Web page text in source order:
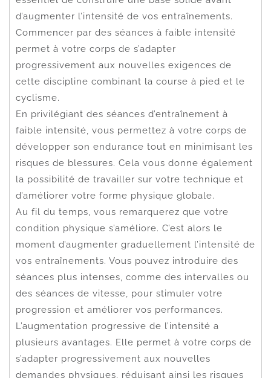
d’augmenter l’intensité de vos entraînements.
Commencer par des séances à faible intensité
permet à votre corps de s’adapter
progressivement aux nouvelles exigences de
cette discipline combinant la course à pied et le
cyclisme.
En privilégiant des séances d’entraînement à
faible intensité, vous permettez à votre corps de
développer son endurance tout en minimisant les
risques de blessures. Cela vous donne également
la possibilité de travailler sur votre technique et
d’améliorer votre forme physique globale.
Au fil du temps, vous remarquerez que votre
condition physique s’améliore. C’est alors le
moment d’augmenter graduellement l’intensité de
vos entraînements. Vous pouvez introduire des
séances plus intenses, comme des intervalles ou
des séances de vitesse, pour stimuler votre
progression et améliorer vos performances.
L’augmentation progressive de l’intensité a
plusieurs avantages. Elle permet à votre corps de
s’adapter progressivement aux nouvelles
demandes physiques, réduisant ainsi les risques